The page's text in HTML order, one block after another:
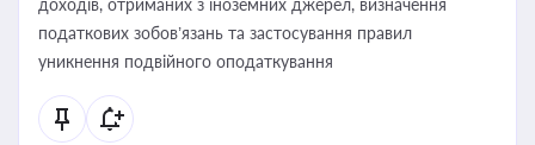
доходів, отриманих з іноземних джерел, визначення
податкових зобов’язань та застосування правил
уникнення подвійного оподаткування